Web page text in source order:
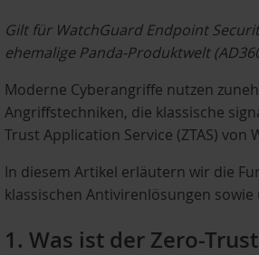
Gilt für WatchGuard Endpoint
ehemalige Panda-Produktwelt
Moderne Cyberangriffe nutzen
Angriffstechniken, die klassische
Trust Application Service (ZTAS) von
In diesem Artikel erläutern wir die
klassischen Antivirenlösungen
1. Was ist der Zero-